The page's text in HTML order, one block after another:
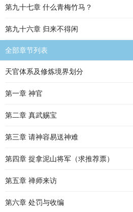
第九十七章 什么青梅竹马？
第九十六章 归来不得闲
全部章节列表
天官体系及修炼境界划分
第一章 神官
第二章 真武赐宝
第三章 请神容易送神难
第四章 捉拿泥山将军（求推荐票）
第五章 禅师来访
第六章 处罚与收编